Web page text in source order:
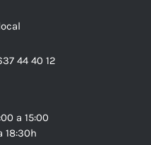
44 40 12
a 15:00
18:30h